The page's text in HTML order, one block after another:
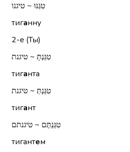
טִגַּנּוּ ~ טיגנו
тиганну
2-е (Ты)
טִגַּנְתָּ ~ טיגנת
тиганта
טִגַּנְתְּ ~ טיגנת
тигант
טִגַּנְתֶּם ~ טיגנתם
тигантем